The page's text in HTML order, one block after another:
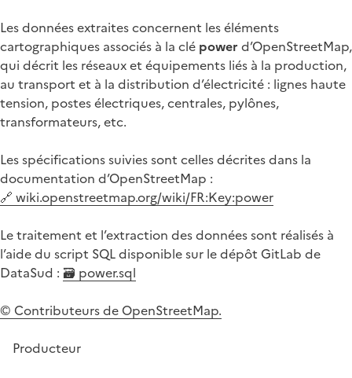
Les données extraites concernent les éléments
cartographiques associés à la clé power d’OpenStreetMap,
qui décrit les réseaux et équipements liés à la production,
au transport et à la distribution d’électricité : lignes haute
tension, postes électriques, centrales, pylônes,
transformateurs, etc.
Les spécifications suivies sont celles décrites dans la
documentation d’OpenStreetMap :
🔗 wiki.openstreetmap.org/wiki/FR:Key:power
Le traitement et l’extraction des données sont réalisés à
l’aide du script SQL disponible sur le dépôt GitLab de
DataSud : 🗃️ power.sql
© Contributeurs de OpenStreetMap.
Producteur